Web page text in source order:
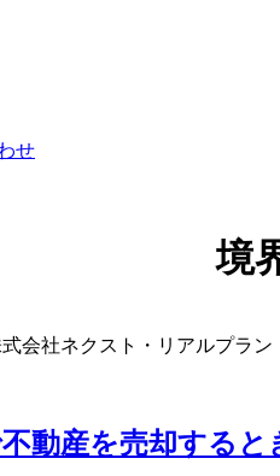
せ
境
会社ネクスト・リアルプラン
動産を売却すると